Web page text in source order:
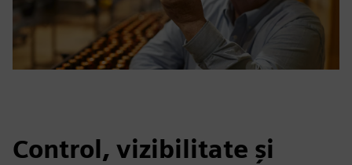
Control, vizibilitate și